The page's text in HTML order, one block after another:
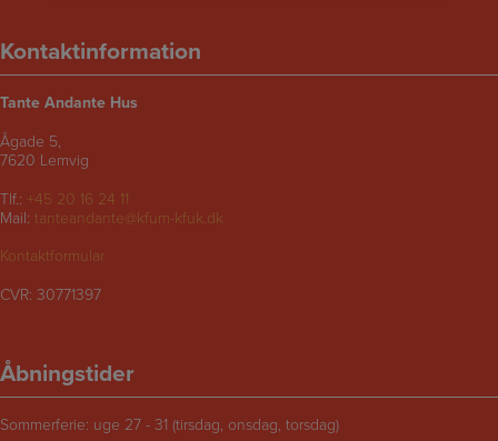
Kontaktinformation
Tante Andante Hus
Ågade 5,
7620 Lemvig
Tlf.: +45 20 16 24 11
Mail: tanteandante@kfum-kfuk.dk
Kontaktformular
CVR: 30771397
Åbningstider
Sommerferie: uge 27 - 31 (tirsdag, onsdag, torsdag)